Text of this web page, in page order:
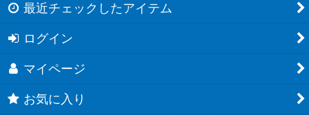
最近チェックしたアイテム
ログイン
マイページ
お気に入り